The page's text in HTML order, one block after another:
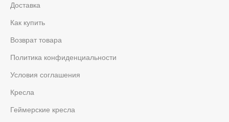
Доставка
Как купить
Возврат товара
Политика конфиденциальности
Условия соглашения
Кресла
Геймерские кресла